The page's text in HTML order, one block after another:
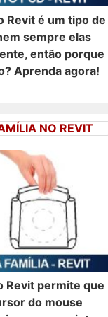
Revit é um tipo de
sempre elas
então porque
Aprenda agora!
NO REVIT
Revit permite que
do mouse